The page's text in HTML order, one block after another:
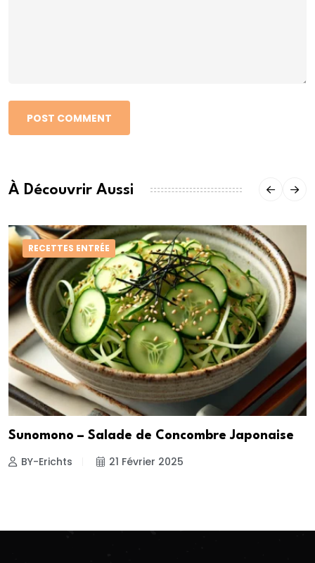
POST COMMENT
À Découvrir Aussi
RECETTES ENTRÉE
Sunomono – Salade de Concombre Japonaise
BY-Erichts 21 Février 2025